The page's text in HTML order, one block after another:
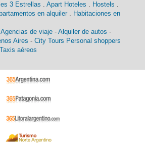
3 Estrellas . Apart Hoteles . Hostels .
en alquiler . Habitaciones en
Agencias de viaje - Alquiler de autos -
Aires - City Tours Personal shoppers
Taxis aéreos